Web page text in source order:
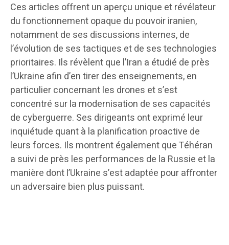
Ces articles offrent un aperçu unique et révélateur
du fonctionnement opaque du pouvoir iranien,
notamment de ses discussions internes, de
l’évolution de ses tactiques et de ses technologies
prioritaires. Ils révèlent que l’Iran a étudié de près
l’Ukraine afin d’en tirer des enseignements, en
particulier concernant les drones et s’est
concentré sur la modernisation de ses capacités
de cyberguerre. Ses dirigeants ont exprimé leur
inquiétude quant à la planification proactive de
leurs forces. Ils montrent également que Téhéran
a suivi de près les performances de la Russie et la
manière dont l’Ukraine s’est adaptée pour affronter
un adversaire bien plus puissant.